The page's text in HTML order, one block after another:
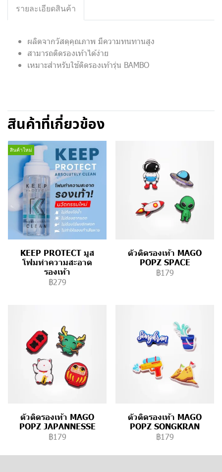
รายละเอียดสินค้า
ผลิตจากวัสดุคุณภาพ มีความทนทานสูง
สามารถติดรองเท้าได้ง่าย
เหมาะสำหรับใช้ติดรองเท้ารุ่น BAMBO
สินค้าที่เกี่ยวข้อง
สินค้าใหม่
KEEP PROTECT มูส
โฟมทำความสะอาด
รองเท้า
฿279
ตัวติดรองเท้า MAGO
POPZ SPACE
฿179
ตัวติดรองเท้า MAGO
POPZ JAPANNESSE
฿179
ตัวติดรองเท้า MAGO
POPZ SONGKRAN
฿179